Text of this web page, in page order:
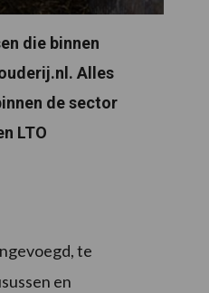
die binnen
Alles
de sector
LTO
te
en